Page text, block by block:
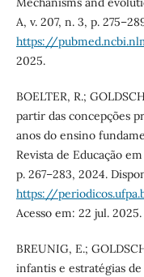
A, v. 207, n. 3, p.
https://
2025.
BOELTER, R.;
partir das concepções
anos do ensino
Revista de Educação
p. 267–283, 2024.
https://
Acesso em: 22 jul. 2025.
BREUNIG, E.;
infantis e estratégias